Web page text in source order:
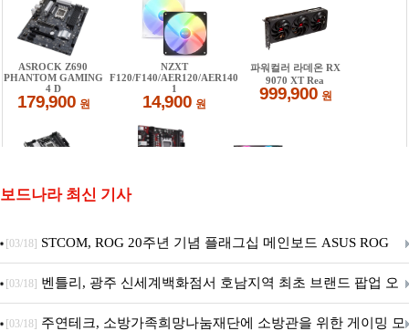
보드나라 최신 기사
[03/18] STCOM, ROG 20주년 기념 플래그십 메인보드 ASUS ROG
Crosshair X870E EDITION 20 국내 출시 예정
[03/18] 벤틀리, 광주 신세계백화점서 호남지역 최초 브랜드 팝업 오
픈
[03/18] 주연테크, 소방가족희망나눔재단에 소방관을 위한 게이밍 모